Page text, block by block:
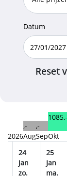
Datum
Reset
2026
,-
Aug
,-
Sep
1085,-
Okt
24
Jan
zo.
25
Jan
ma.